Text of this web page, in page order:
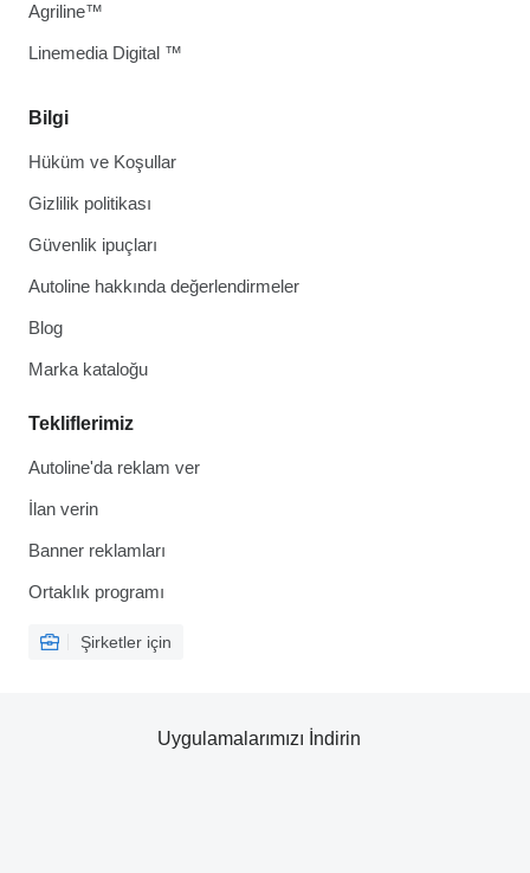
Bilgi
Hüküm ve Koşullar
Gizlilik politikası
Güvenlik ipuçları
Autoline hakkında değerlendirmeler
Blog
Marka kataloğu
Tekliflerimiz
Autoline'da reklam ver
İlan verin
Banner reklamları
Ortaklık programı
Şirketler için
Agriline™
Linemedia Digital ™
Uygulamalarımızı İndirin